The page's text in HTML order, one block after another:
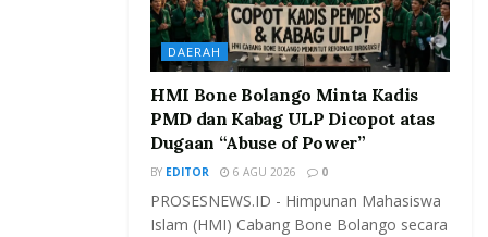
DAERAH
HMI Bone Bolango Minta Kadis
PMD dan Kabag ULP Dicopot atas
Dugaan “Abuse of Power”
BY EDITOR 6 AGU 2026 0
PROSESNEWS.ID - Himpunan Mahasiswa
Islam (HMI) Cabang Bone Bolango secara